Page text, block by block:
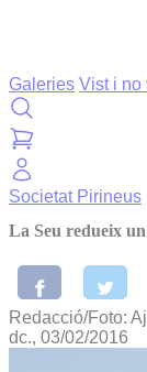
Galeries Vist i no
Societat Pirineus
La Seu redueix
Redacció/Foto:
dc., 03/02/2016